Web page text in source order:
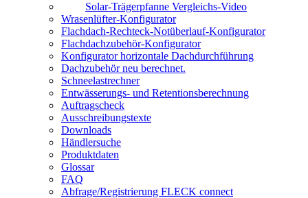
Solar-Trägerpfanne Vergleichs-Video
Wrasenlüfter-Konfigurator
Flachdach-Rechteck-Notüberlauf-Konfigurator
Flachdachzubehör-Konfigurator
Konfigurator horizontale Dachdurchführung
Dachzubehör neu berechnet.
Schneelastrechner
Entwässerungs- und Retentionsberechnung
Auftragscheck
Ausschreibungstexte
Downloads
Händlersuche
Produktdaten
Glossar
FAQ
Abfrage/Registrierung FLECK connect